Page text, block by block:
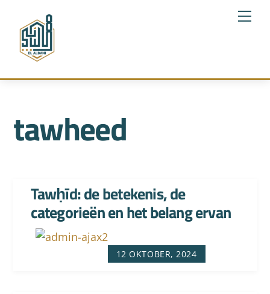
content
tawheed
12 OKTOBER, 2024
Tawḥīd: de betekenis, de
categorieën en het belang ervan